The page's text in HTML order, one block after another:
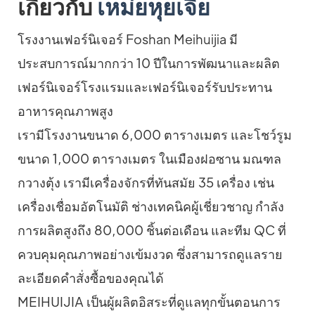
เกี่ยวกับ เหม่ยหุยเจีย
โรงงานเฟอร์นิเจอร์ Foshan Meihuijia มี
ประสบการณ์มากกว่า 10 ปีในการพัฒนาและผลิต
เฟอร์นิเจอร์โรงแรมและเฟอร์นิเจอร์รับประทาน
อาหารคุณภาพสูง
เรามีโรงงานขนาด 6,000 ตารางเมตร และโชว์รูม
ขนาด 1,000 ตารางเมตร ในเมืองฝอซาน มณฑล
กวางตุ้ง เรามีเครื่องจักรที่ทันสมัย ​​35 เครื่อง เช่น
เครื่องเชื่อมอัตโนมัติ ช่างเทคนิคผู้เชี่ยวชาญ กำลัง
การผลิตสูงถึง 80,000 ชิ้นต่อเดือน และทีม QC ที่
ควบคุมคุณภาพอย่างเข้มงวด ซึ่งสามารถดูแลราย
ละเอียดคำสั่งซื้อของคุณได้
MEIHUIJIA เป็นผู้ผลิตอิสระที่ดูแลทุกขั้นตอนการ